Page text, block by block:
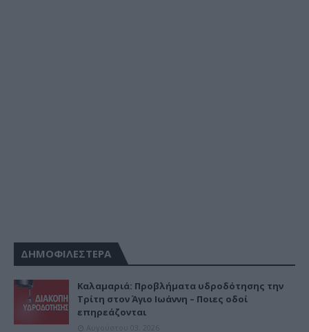
ΔΗΜΟΦΙΛΕΣΤΕΡΑ
Καλαμαριά: Προβλήματα υδροδότησης την
Τρίτη στον Άγιο Ιωάννη – Ποιες οδοί
επηρεάζονται